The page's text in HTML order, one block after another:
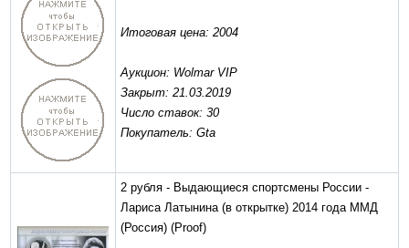
Итоговая цена: 2004
Аукцион: Wolmar VIP
Закрыт: 21.03.2019
Число ставок: 30
Покупатель: Gta
2 рубля - Выдающиеся спортсмены России -
Лариса Латынина (в открытке) 2014 года ММД
(Россия) (Proof)